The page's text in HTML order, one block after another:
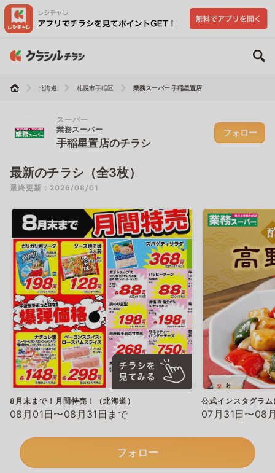
北海道 札幌市手稲区 業務スーパー 手稲星置店
スーパー
業務スーパー
手稲星置店のチラシ
フォロー
最新のチラシ（全3枚）
最終更新：2026/08/01
8月末まで！月間特売！（北海道）
08月01日〜08月31日まで
公式インスタグラ
07月31日〜08
フォロー